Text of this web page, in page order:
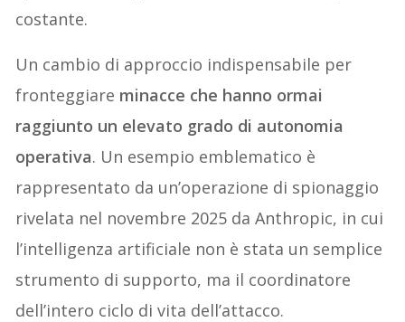
costante.
Un cambio di approccio indispensabile per
fronteggiare minacce che hanno ormai
raggiunto un elevato grado di autonomia
operativa. Un esempio emblematico è
rappresentato da un’operazione di spionaggio
rivelata nel novembre 2025 da Anthropic, in cui
l’intelligenza artificiale non è stata un semplice
strumento di supporto, ma il coordinatore
dell’intero ciclo di vita dell’attacco.